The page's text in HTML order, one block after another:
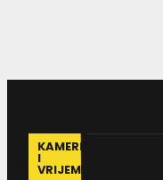
KAMERE
I
VRIJEME